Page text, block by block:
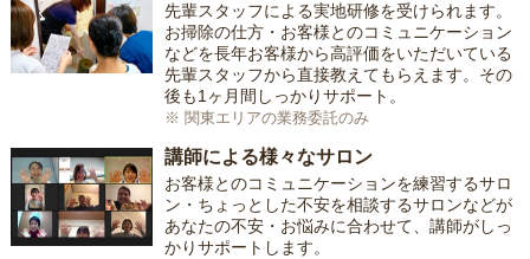
先輩スタッフによる実地研修を受けられます。
お掃除の仕方・お客様とのコミュニケーション
などを長年お客様から高評価をいただいている
先輩スタッフから直接教えてもらえます。その
後も1ヶ月間しっかりサポート。
※ 関東エリアの業務委託のみ
講師による様々なサロン
お客様とのコミュニケーションを練習するサロ
ン・ちょっとした不安を相談するサロンなどが
あなたの不安・お悩みに合わせて、講師がしっ
かりサポートします。